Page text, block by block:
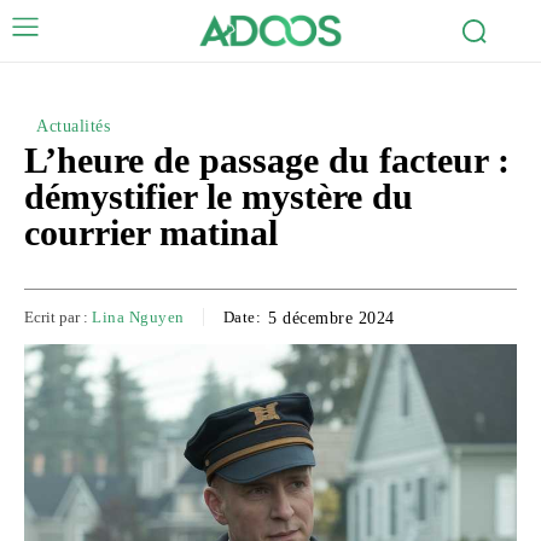
Actualités
L’heure de passage du facteur :
démystifier le mystère du
courrier matinal
Ecrit par : Lina Nguyen Date: 5 décembre 2024